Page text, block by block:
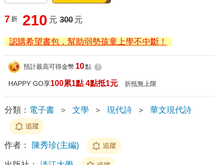
7 折 210 元 300 元
認購希望書包，幫助弱勢孩童上學不中斷！
預計最高可得金幣 10點 ?
HAPPY GO享100累1點 4點抵1元 折抵無上限
分類： 電子書 ＞ 文學 ＞ 現代詩 ＞ 華文現代詩
追蹤
作者： 陳秀珍(主編) 追蹤